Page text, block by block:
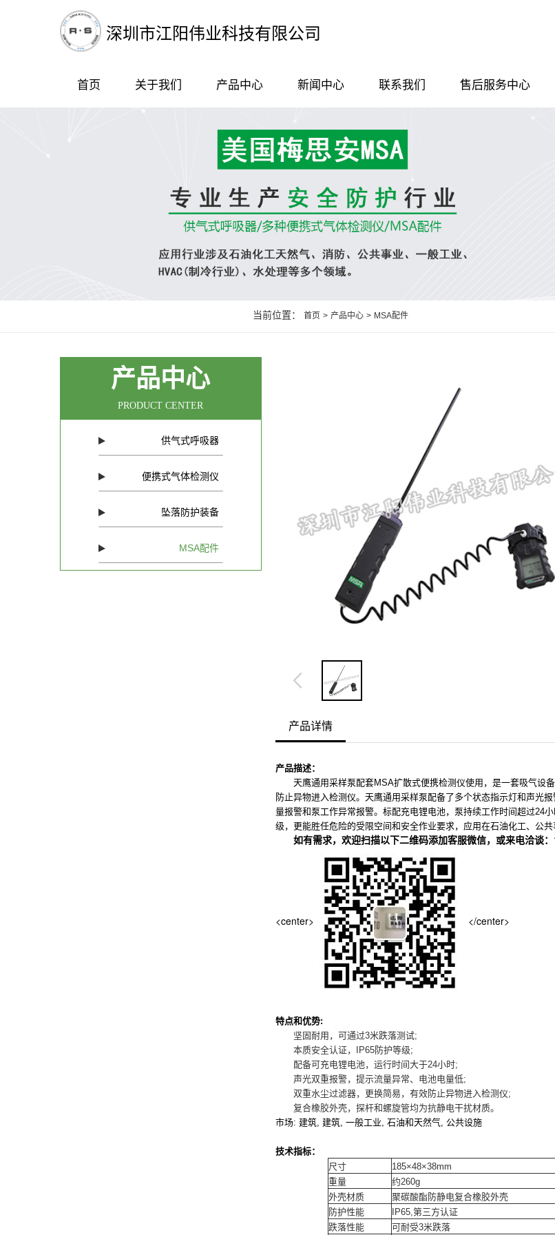
深圳市江阳伟业科技有限公司
首页 关于我们 产品中心 新闻中心 联系我们 售后服务中心
当前位置： 首页 > 产品中心 > MSA配件
产品中心
PRODUCT CENTER
供气式呼吸器
便携式气体检测仪
坠落防护装备
MSA配件
产品详情
产品描述：
天鹰通用采样泵配套MSA扩散式便携检测仪使用，是一套吸气设备
防止异物进入检测仪。天鹰通用采样泵配备了多个状态指示灯和声光
量报警和泵工作异常报警。标配充电锂电池，泵持续工作时间超过24
级，更能胜任危险的受限空间和安全作业要求，应用在石油化工、公
如有需求，欢迎扫描以下二维码添加客服微信，或来电洽谈：
<center> </center>
特点和优势:
坚固耐用，可通过3米跌落测试;
本质安全认证，IP65防护等级;
配备可充电锂电池，运行时间大于24小时;
声光双重报警，提示流量异常、电池电量低;
双重水尘过滤器，更换简易，有效防止异物进入检测仪;
复合橡胶外壳，探杆和螺旋管均为抗静电干扰材质。
市场: 建筑, 建筑, 一般工业, 石油和天然气, 公共设施
技术指标：
尺寸
185×48×38mm
重量
约260g
外壳材质
聚碳酸酯防静电复合橡胶外壳
防护性能
IP65,第三方认证
跌落性能
可耐受3米跌落